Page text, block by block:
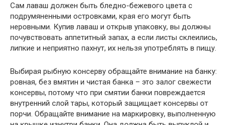
Сам лаваш должен быть бледно-бежевого цвета с
подрумяненными островками, края его могут быть
неровными. Купив лаваш и открыв упаковку, вы должны
почувствовать аппетитный запах, а если листы склеились,
липкие и неприятно пахнут, их нельзя употреблять в пищу.
Выбирая рыбную консерву обращайте внимание на банку:
ровная, без вмятин и чистая банка – это залог свежести
консервы, потому что при смятии банки повреждается
внутренний слой тары, который защищает консервы от
порчи. Обращайте внимание на маркировку, выполненную